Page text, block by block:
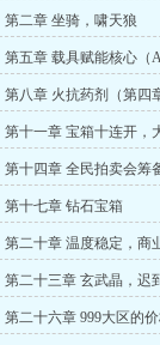
第二章 坐骑，啸天狼
第五章 载具赋能核心（A
第八章 火抗药剂（第四
第十一章 宝箱十连开，
第十四章 全民拍卖会筹
第十七章 钻石宝箱
第二十章 温度稳定，商
第二十三章 玄武晶，迟
波数据）
第二十六章 999大区的